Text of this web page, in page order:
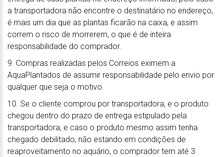
a transportadora não encontre o destinatário no endereço,
é mais um dia que as plantas ficarão na caixa, e assim
correm o risco de morrerem, o que é de inteira
responsabilidade do comprador.
9. Compras realizadas pelos Correios eximem a
AquaPlantados de assumir responsabilidade pelo envio por
qualquer que seja o motivo.
10. Se o cliente comprou por transportadora, e o produto
chegou dentro do prazo de entrega estipulado pela
transportadora, e caso o produto mesmo assim tenha
chegado debilitado, não estando em condições de
reaproveitamento no aquário, o comprador tem até 3